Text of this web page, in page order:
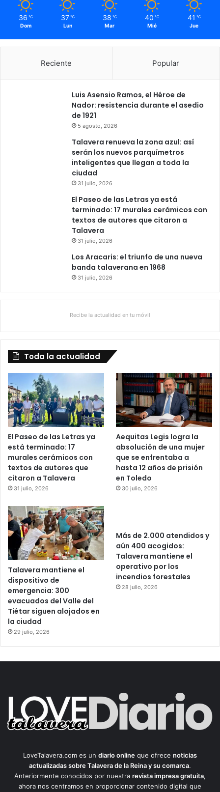
36 ℃
Dom
37 ℃
Lun
38 ℃
Mar
40 ℃
Mié
41 ℃
Jue
Reciente Popular
Luis Asensio Ramos, el Héroe de
Nador: resistencia durante el asedio
de 1921
5 agosto, 2026
Talavera renueva la zona azul: así
serán los nuevos parquímetros
inteligentes que llegan a toda la
ciudad
31 julio, 2026
El Paseo de las Letras ya está
terminado: 17 murales cerámicos con
textos de autores que citaron a
Talavera
31 julio, 2026
Los Aracaris: el triunfo de una nueva
banda talaverana en 1968
31 julio, 2026
Recibe la actualidad en tu móvil
Toda la actualidad
El Paseo de las Letras ya
está terminado: 17
murales cerámicos con
textos de autores que
citaron a Talavera
31 julio, 2026
Aequitas Legis logra la
absolución de una mujer
que se enfrentaba a
hasta 12 años de prisión
en Toledo
30 julio, 2026
Talavera mantiene el
dispositivo de
emergencia: 300
evacuados del Valle del
Tiétar siguen alojados en
la ciudad
29 julio, 2026
Más de 2.000 atendidos y
aún 400 acogidos:
Talavera mantiene el
operativo por los
incendios forestales
28 julio, 2026
LoveTalavera.com es un diario online que ofrece noticias
actualizadas sobre Talavera de la Reina y su comarca.
Anteriormente conocidos por nuestra revista impresa gratuita,
ahora nos centramos en proporcionar contenido digital que